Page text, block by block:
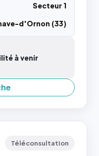
Secteur 1
d'Ornon (33)
à venir
Téléconsultation